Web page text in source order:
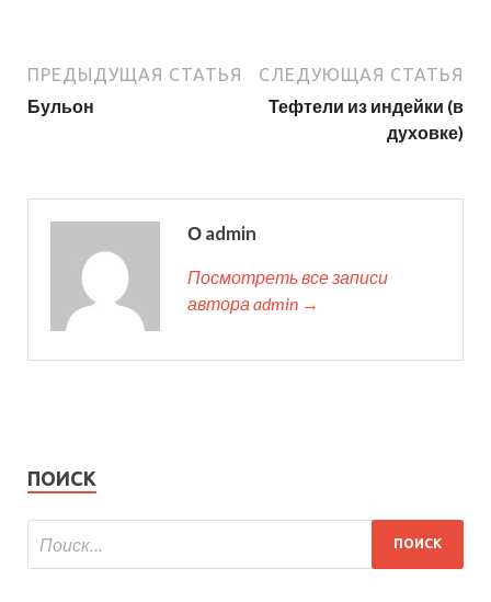
ПРЕДЫДУЩАЯ СТАТЬЯ
Бульон
СЛЕДУЮЩАЯ СТАТЬЯ
Тефтели из индейки (в
духовке)
О admin
Посмотреть все записи
автора admin →
ПОИСК